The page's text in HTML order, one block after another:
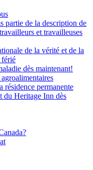
partie de la description de
et travailleuses
de la vérité et de la
dès maintenant!
résidence permanente
du Heritage Inn dès